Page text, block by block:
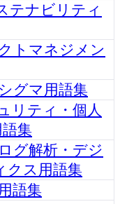
テナビリティ
トマネジメン
グマ用語集
リティ・個人
集
グ解析・デジ
クス用語集
語集